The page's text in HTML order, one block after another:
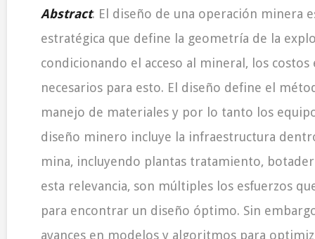
Abstract: El diseño de una operación minera
estratégica que define la geometría de la
condicionando el acceso al mineral, los costos
necesarios para esto. El diseño define el
manejo de materiales y por lo tanto los
diseño minero incluye la infraestructura
mina, incluyendo plantas tratamiento,
esta relevancia, son múltiples los esfuerzos
para encontrar un diseño óptimo. Sin
avances en modelos y algoritmos para